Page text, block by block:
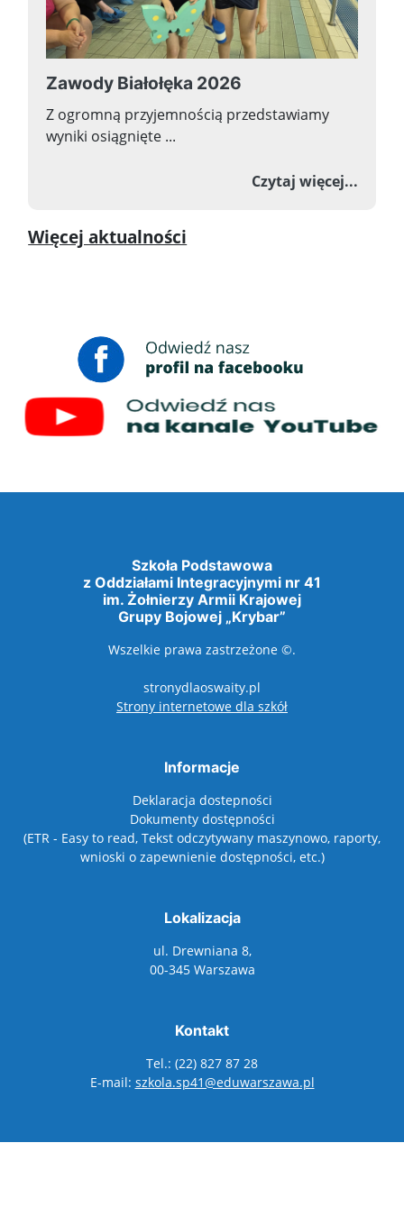
Zawody Białołęka 2026
Z ogromną przyjemnością przedstawiamy
wyniki osiągnięte ...
Czytaj więcej...o
Więcej aktualności
Szkoła Podstawowa
z Oddziałami Integracyjnymi nr 41
im. Żołnierzy Armii Krajowej
Grupy Bojowej „Krybar”
Wszelkie prawa zastrzeżone ©.
stronydlaoswaity.pl
Strony internetowe dla szkółotwiera się w
Informacje
Deklaracja dostepności
Dokumenty dostępności
(ETR - Easy to read, Tekst odczytywany maszynowo, raporty,
wnioski o zapewnienie dostępności, etc.)
Lokalizacja
ul. Drewniana 8,
00-345 Warszawa
Kontakt
Tel.: (22) 827 87 28
E-mail: szkola.sp41@eduwarszawa.pl